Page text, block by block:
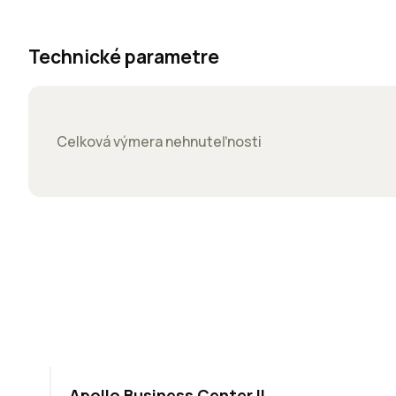
Technické parametre
Celková výmera nehnuteľnosti
TOP NOVINKA ODPORÚČAME